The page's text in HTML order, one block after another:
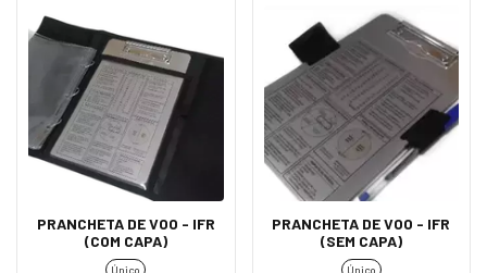
PRANCHETA DE VOO - IFR
(COM CAPA)
Único
PRANCHETA DE VOO - IFR
(SEM CAPA)
Único